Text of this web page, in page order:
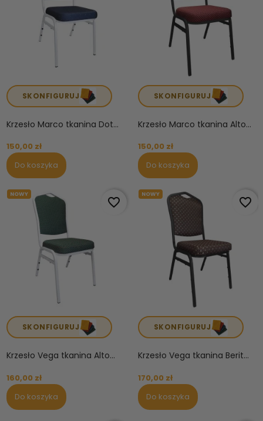
SKONFIGURUJ
Krzesło Marco tkanina Dot...
150,00 zł
Do koszyka
SKONFIGURUJ
Krzesło Marco tkanina Alto...
150,00 zł
Do koszyka
SKONFIGURUJ
Krzesło Vega tkanina Alto...
160,00 zł
Do koszyka
NOWY
favorite_border
SKONFIGURUJ
Krzesło Vega tkanina Berit...
170,00 zł
Do koszyka
NOWY
favorite_border